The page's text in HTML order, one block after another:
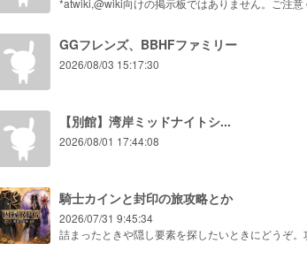
GGフレンズ、BBHFファミリー
2026/08/03 15:17:30
【別館】湾岸ミッドナイトシ...
2026/08/01 17:44:08
騎士カインと封印の旅攻略とか
2026/07/31 9:45:34